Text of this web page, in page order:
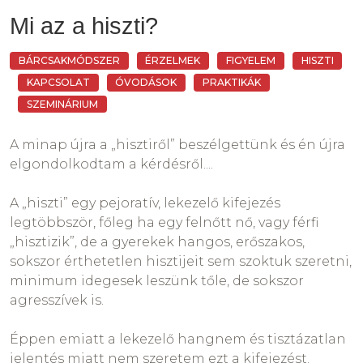
van, személyisége kialakulatlan, az életet tanulja
segítő késérőé ebben a folyamatban, nem az aki
megbélyegzi, leírja a gyerek jellemét akár egy
életre.
Amikor a gyerek érzelmeit felismerjük, és
kimondjuk, megnevezzük, ezzel több fontos
dolgot érünk el. Megnevezünk valami nem-
megfoghatót, ami mégis jelen van. Legitimáljuk.
Az érzelmet és ezzel a gyereket is. Így érzel, és én
szeretetünket fejezzük ezzel ki felé; az elfogadás
kifejezése a gyerekek elsődleges szeretetnyelve.
A mindennapokban számtalan olyan verbális
falba, kommunikációs sorompóba ütközünk,
amelyekkel semmibe vesszük az érzelmeket.
Szülőként is gyakran csináljuk, észre sem vesszük,
ártalmait nem ismerjük. Egyszerű példa a „Ne bőgj
már!” vagy a „Ezért a hülyeséségért bőgsz?” Ezek
pont azok a kerülendő megszólalások, amik
elmagányosítják a gyereket, jelentéktelenné
Mi az a hiszti?
BÁRCSAKMÓDSZER ÉRZELMEK FIGYELEM
HISZTI
KAPCSOLAT
ÓVODÁSOK
PRAKTIKÁK
SZEMINÁRIUM
A minap újra a „hisztiről” beszélgettünk és én újra
elgondolkodtam a kérdésről....
A „hiszti” egy pejoratív, lekezelő kifejezés
legtöbbször, főleg ha egy felnőtt nő, vagy férfi
„hisztizik”, de a gyerekek hangos, erőszakos,
sokszor érthetetlen hisztijeit sem szoktuk szeretni,
minimum idegesek leszünk tőle, de sokszor
agresszívek is.
Éppen emiatt a lekezelő hangnem és tisztázatlan
jelentés miatt nem szeretem ezt a kifejezést.